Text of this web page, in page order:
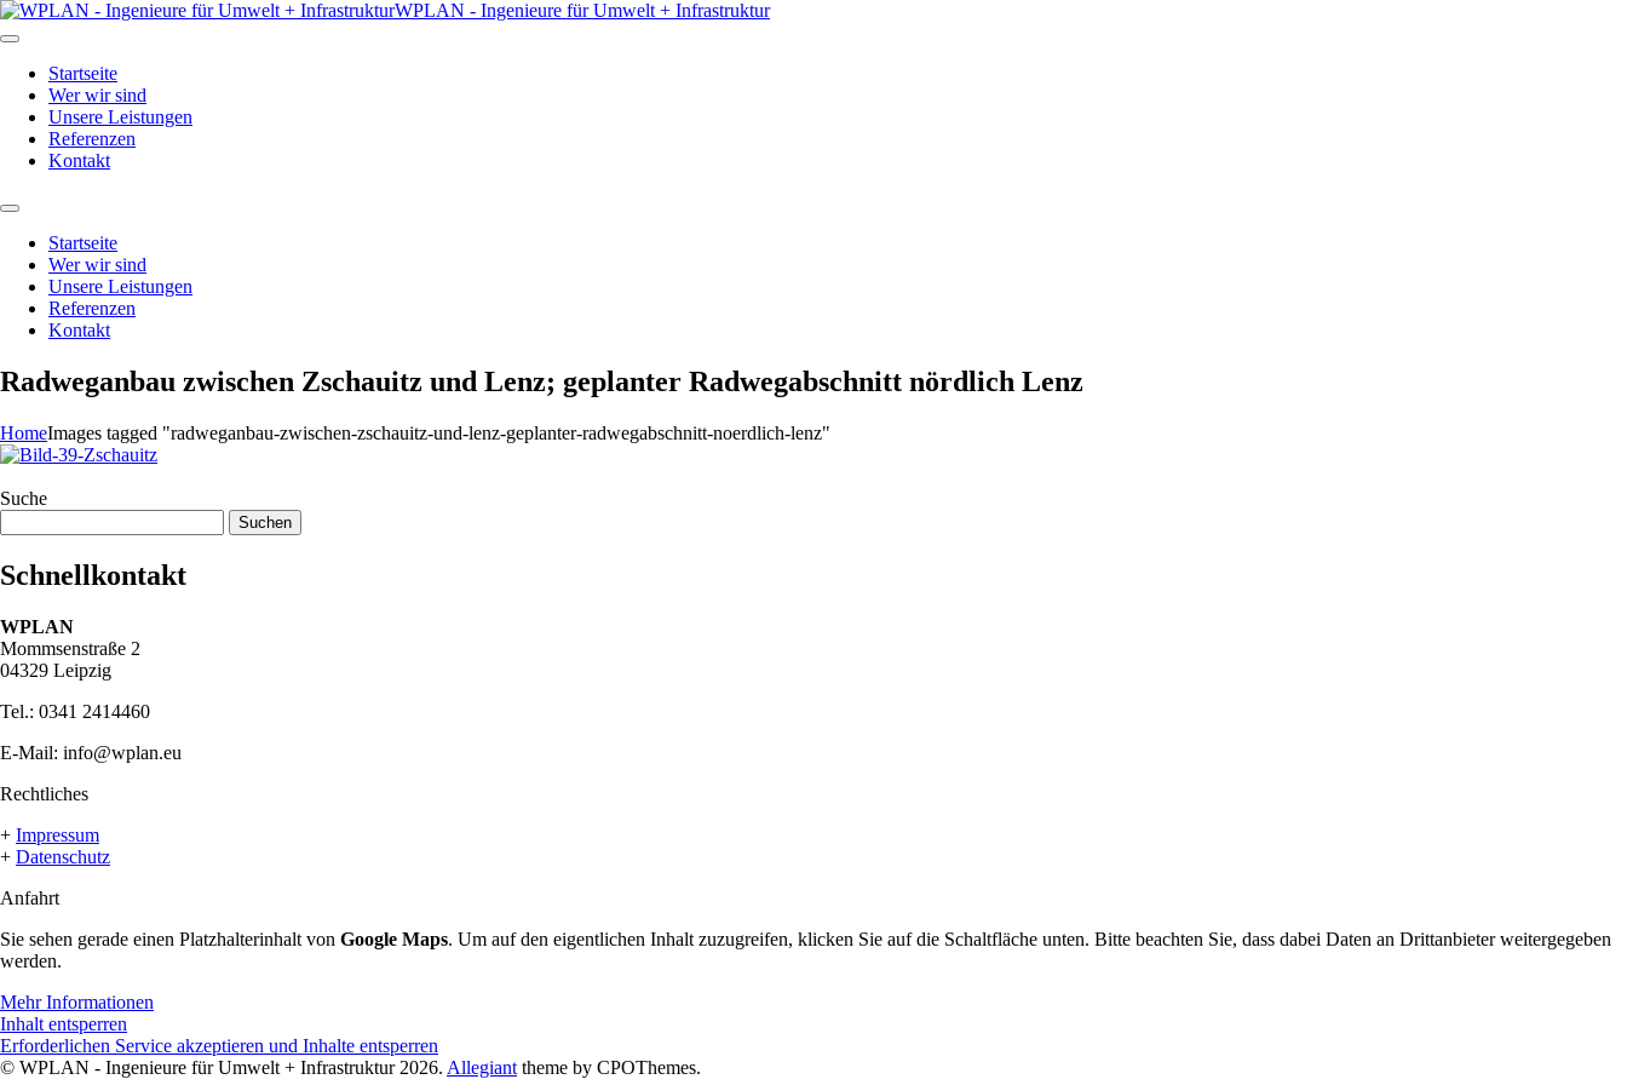
WPLAN - Ingenieure für Umwelt + Infrastruktur
Startseite
Wer wir sind
Unsere Leistungen
Referenzen
Kontakt
Startseite
Wer wir sind
Unsere Leistungen
Referenzen
Kontakt
Radweganbau zwischen Zschauitz und Lenz; geplanter Radwegabschnitt nördlich Lenz
HomeImages tagged "radweganbau-zwischen-zschauitz-und-lenz-geplanter-radwegabschnitt-noerdlich-lenz"
Suche
nach:
Schnellkontakt
WPLAN
Mommsenstraße 2
04329 Leipzig
Tel.: 0341 2414460
E-Mail: info@wplan.eu
Rechtliches
+ Impressum
+ Datenschutz
Anfahrt
Sie sehen gerade einen Platzhalterinhalt von Google Maps. Um auf den eigentlichen Inhalt zuzugreifen, klicken Sie auf die Schaltfläche unten. Bitte beachten Sie, dass dabei Daten an Drittanbieter weitergegeben
werden.
Mehr Informationen
Inhalt entsperren
Erforderlichen Service akzeptieren und Inhalte entsperren
© WPLAN - Ingenieure für Umwelt + Infrastruktur 2026. Allegiant theme by CPOThemes.